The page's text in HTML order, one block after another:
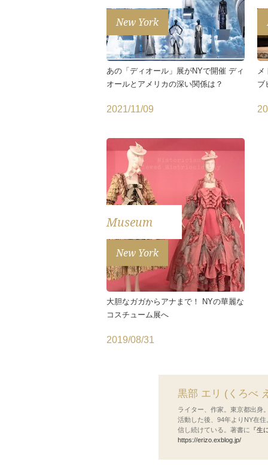
New York
あの「ディオール」展がNYで開催 ディ
オールとアメリカの深い関係は？
2021/11/09
ブ
Museum
New York
大胆なガガからアナまで！ NYの華麗な
コスチューム展へ
2019/08/31
黒部 エリ (くろべ
ライター、作家。東京都出身
活動した後、94年よりNY在
信し続けている。著書に 『生
https://erizo.exblog.jp/